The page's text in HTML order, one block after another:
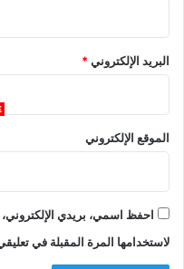
البريد الإلكتروني*
الموقع الإلكتروني
احفظ اسمي، بريدي
لاستخدامها المرة المقبلة في